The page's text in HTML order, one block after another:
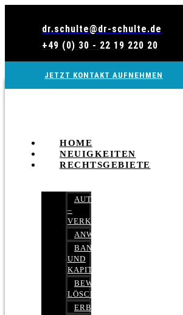
dr.schulte@dr-schulte.de
+49 (0) 30 - 22 19 220 20
JETZT KONTAKT AUFNEHMEN
HOME
NEUIGKEITEN
RECHTSGEBIETE
AUTOBETRUG
–
VERKEHRSRECHT
BANK-
UND
KAPITALMARKTRECHT
BEWERTUNGEN
LÖSCHEN
ERBRECHT